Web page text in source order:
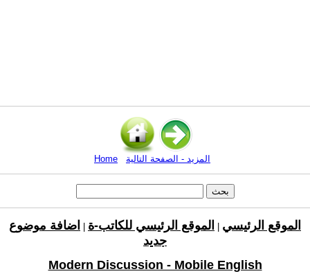
Home المزيد - الصفحة التالية
الموقع الرئيسي الموقع الرئيسي للكاتب-ة
اضافة موضوع
جديد
Modern Discussion - Mobile English